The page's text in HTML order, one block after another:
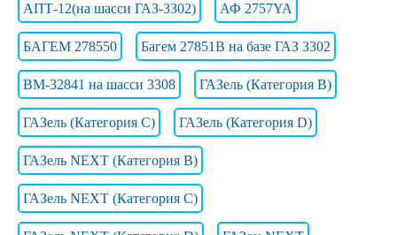
АПТ-12(на шасси ГАЗ-3302) АФ 2757YA
БАГЕМ 278550 Багем 27851В на базе ГАЗ 3302
ВМ-32841 на шасси 3308 ГАЗель (Категория B)
ГАЗель (Категория C) ГАЗель (Категория D)
ГАЗель NEXT (Категория B)
ГАЗель NEXT (Категория C)